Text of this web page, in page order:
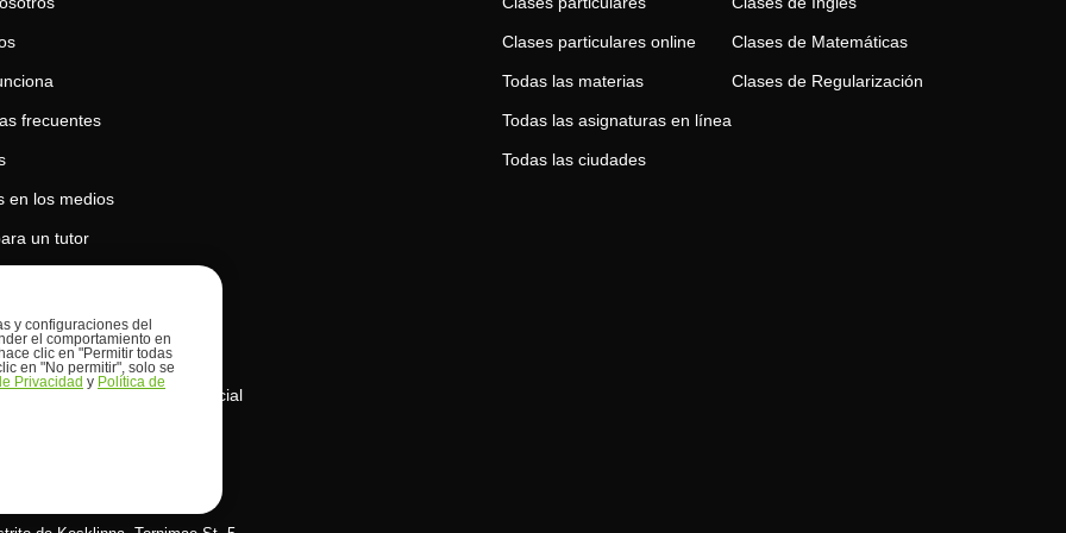
frecuentes
en los medios
un tutor
privacidad
cookies
uso de la inteligencia artificial
Clases particulares online
Todas las materias
Todas las asignaturas en línea
Todas las ciudades
Clases de Matemáticas
Clases de Regularización
y configuraciones del
el comportamiento en
clic en "Permitir todas
en "No permitir", solo se
Privacidad y Política de